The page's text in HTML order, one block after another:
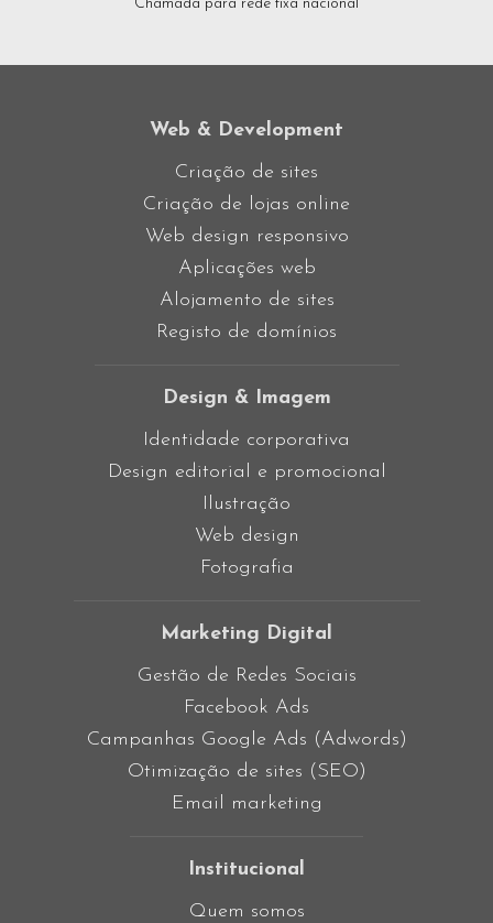
Chamada para rede fixa nacional
Web & Development
Criação de sites
Criação de lojas online
Web design responsivo
Aplicações web
Alojamento de sites
Registo de domínios
Design & Imagem
Identidade corporativa
Design editorial e promocional
Ilustração
Web design
Fotografia
Marketing Digital
Gestão de Redes Sociais
Facebook Ads
Campanhas Google Ads (Adwords)
Otimização de sites (SEO)
Email marketing
Institucional
Quem somos